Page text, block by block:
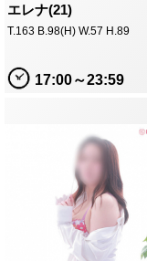
エレナ(21)
T.163 B.98(H) W.57 H.89
17:00～23:59